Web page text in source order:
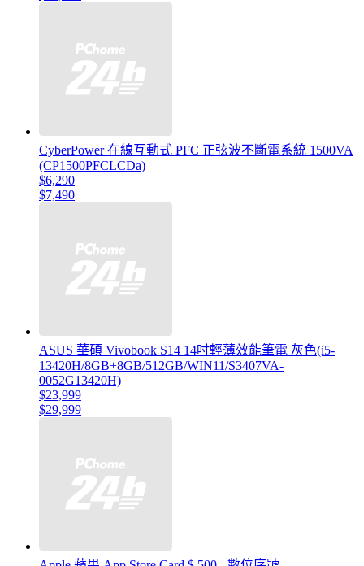
CyberPower 在線互動式 PFC 正弦波不斷電系統 1500VA
(CP1500PFCLCDa)
$6,290
$7,490
ASUS 華碩 Vivobook S14 14吋輕薄效能筆電 灰色(i5-
13420H/8GB+8GB/512GB/WIN11/S3407VA-
0052G13420H)
$23,999
$29,999